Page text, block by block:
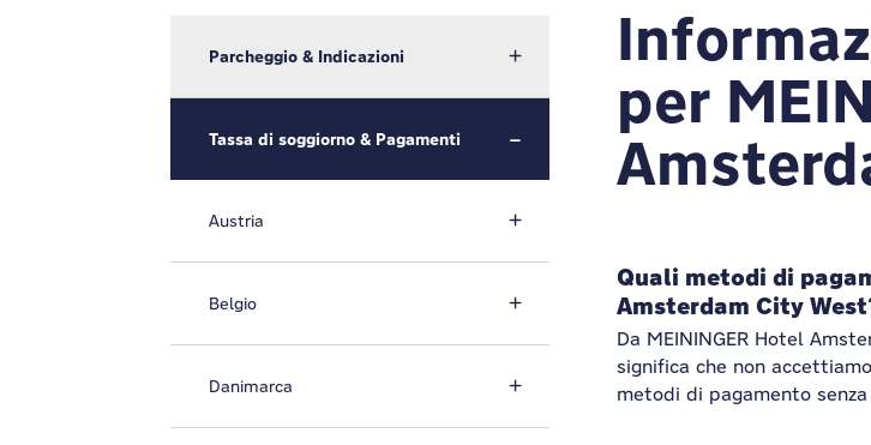
per
Quali metodi di
Amsterdam City
Da MEININGER Hotel
significa che non
metodi di pagamento
Parcheggio & Indicazioni
Tassa di soggiorno & Pagamenti
Austria
Belgio
Danimarca